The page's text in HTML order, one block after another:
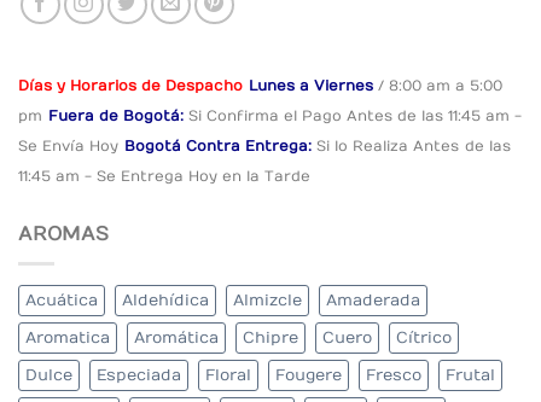
Días y Horarios de Despacho Lunes a Viernes / 8:00 am a 5:00
pm Fuera de Bogotá: Si Confirma el Pago Antes de las 11:45 am -
Se Envía Hoy Bogotá Contra Entrega: Si lo Realiza Antes de las
11:45 am - Se Entrega Hoy en la Tarde
AROMAS
Acuática Aldehídica Almizcle Amaderada
Aromatica Aromática Chipre Cuero Cítrico
Dulce Especiada Floral Fougere Fresco Frutal